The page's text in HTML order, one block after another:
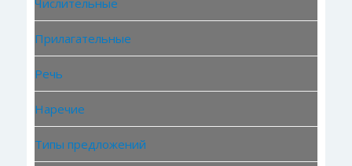
Прилагательные
Речь
Наречие
Типы предложений